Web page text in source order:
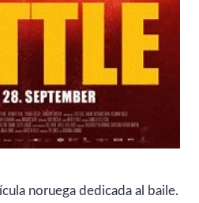
noruega dedicada al baile.